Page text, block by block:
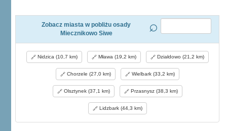
Zobacz miasta w pobliżu osady
Miecznikowo Siwe
Nidzica (10,7 km) Mława (19,2 km) Działdowo (21,2 km)
Chorzele (27,0 km) Wielbark (33,2 km)
Olsztynek (37,1 km) Przasnysz (38,3 km)
Lidzbark (44,3 km)